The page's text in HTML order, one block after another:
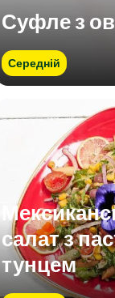
Суфле з
Середній
салат з
тунцем